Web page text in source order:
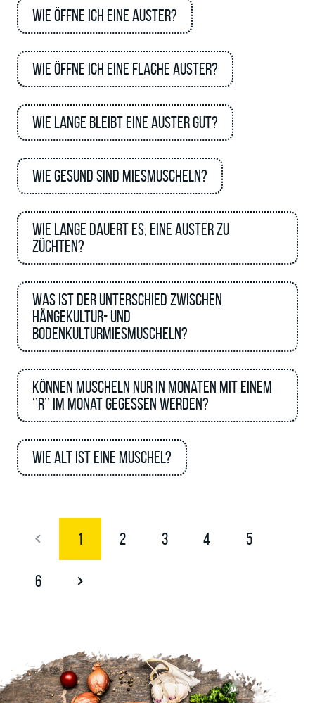
Wie öffne ich eine Auster?
Wie öffne ich eine flache Auster?
Wie lange bleibt eine Auster gut?
Wie gesund sind Miesmuscheln?
Wie lange dauert es, eine Auster zu
züchten?
Was ist der Unterschied zwischen
Hängekultur- und
Bodenkulturmiesmuscheln?
Können Muscheln nur in Monaten mit einem
‘’R’’ im Monat gegessen werden?
Wie alt ist eine Muschel?
1 2 3 4 5
6